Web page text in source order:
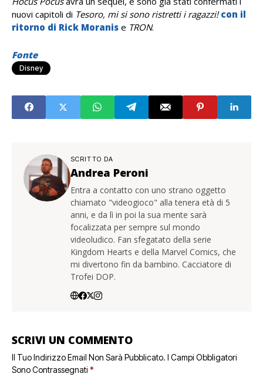
nuovi capitoli di Tesoro, mi si sono ristretti i ragazzi!con il
ritorno di Rick Moranis e TRON.
Fonte
Disney
SCRITTO DA
Andrea Peroni
Entra a contatto con uno strano oggetto
chiamato "videogioco" alla tenera età di 5
anni, e da lì in poi la sua mente sarà
focalizzata per sempre sul mondo
videoludico. Fan sfegatato della serie
Kingdom Hearts e della Marvel Comics, che
mi divertono fin da bambino. Cacciatore di
Trofei DOP.
SCRIVI UN COMMENTO
Il Tuo Indirizzo Email Non Sarà Pubblicato. I Campi Obbligatori
Sono Contrassegnati *